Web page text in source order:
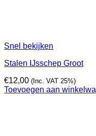
Snel bekijken
Stalen IJsschep Groot
€12,00 (Inc. VAT 25%)
Toevoegen aan